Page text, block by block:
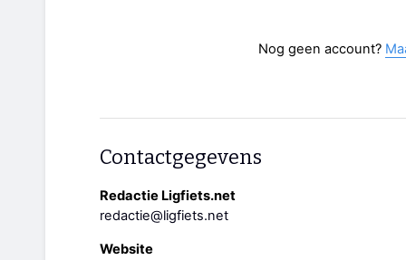
Nog geen account?
Contactgegevens
Redactie Ligfiets.net
redactie@ligfiets.net
Website